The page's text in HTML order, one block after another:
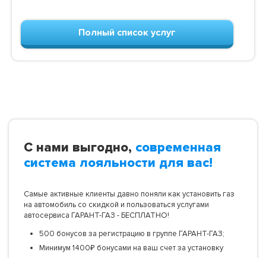
Полный список услуг
С нами выгодно, современная
система лояльности для вас!
Самые активные клиенты давно поняли как установить газ
на автомобиль со скидкой и пользоваться услугами
автосервиса ГАРАНТ-ГАЗ - БЕСПЛАТНО!
500 бонусов за регистрацию в группе ГАРАНТ-ГАЗ;
Минимум 1400₽ бонусами на ваш счет за установку